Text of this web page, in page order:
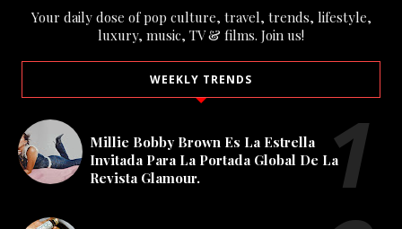
Your daily dose of pop culture, travel, trends, lifestyle,
luxury, music, TV & films. Join us!
WEEKLY TRENDS
Millie Bobby Brown Es La Estrella
Invitada Para La Portada Global De La
Revista Glamour.